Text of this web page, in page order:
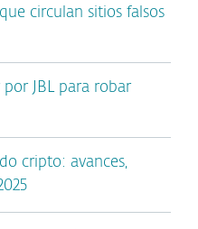
circulan sitios falsos
por JBL para robar
cripto: avances,